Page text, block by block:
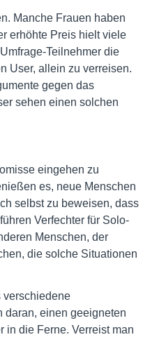
Manche Frauen haben
erhöhte Preis hielt viele
Teilnehmer die
User, allein zu verreisen.
gegen das
sehen einen solchen
eingehen zu
es, neue Menschen
selbst zu beweisen, dass
Verfechter für Solo-
Menschen, der
die solche Situationen
verschiedene
daran, einen geeigneten
in die Ferne. Verreist man